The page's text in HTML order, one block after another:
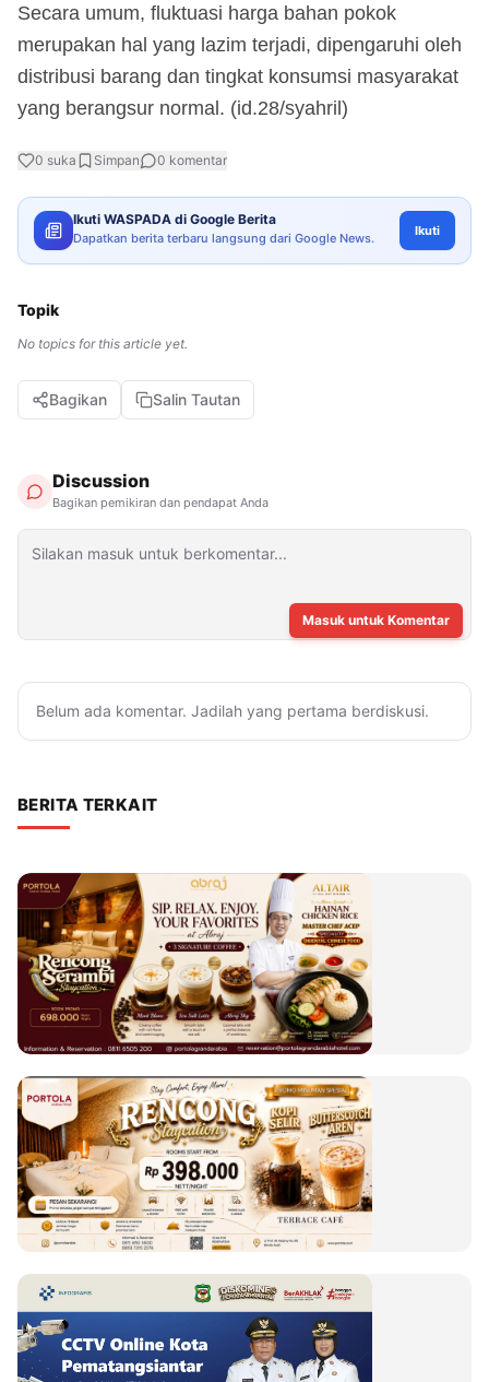
Secara umum, fluktuasi harga bahan pokok
merupakan hal yang lazim terjadi, dipengaruhi oleh
distribusi barang dan tingkat konsumsi masyarakat
yang berangsur normal. (id.28/syahril)
0 suka Simpan 0 komentar
Ikuti WASPADA di Google Berita
Dapatkan berita terbaru langsung dari Google News. Ikuti
Topik
No topics for this article yet.
Bagikan Salin Tautan
Discussion
Bagikan pemikiran dan pendapat Anda
Masuk untuk Komentar
Belum ada komentar. Jadilah yang pertama berdiskusi.
BERITA TERKAIT